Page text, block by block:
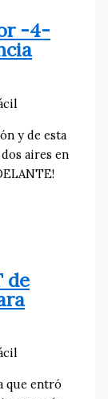
-4-
y de esta
aires en
de
que entró